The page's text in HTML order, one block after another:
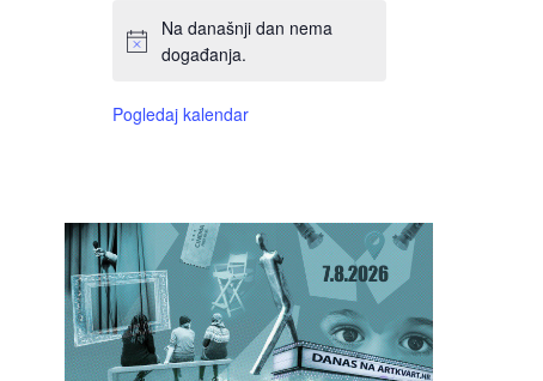
Na današnji dan nema
događanja.
Pogledaj kalendar